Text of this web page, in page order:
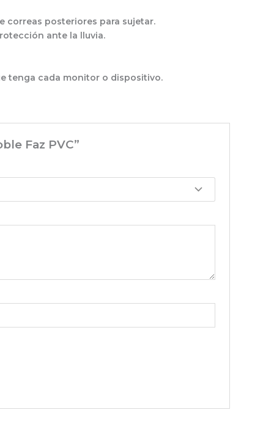
correas posteriores para sujetar.
ante la lluvia.
tenga cada monitor o dispositivo.
Faz PVC”